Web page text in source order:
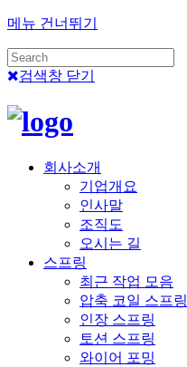
메뉴 건너뛰기
검색창 닫기
회사소개
기업개요
인사말
조직도
오시는 길
스프링
최근 작업 모음
압축 코일 스프링
인장 스프링
토션 스프링
와이어 포밍